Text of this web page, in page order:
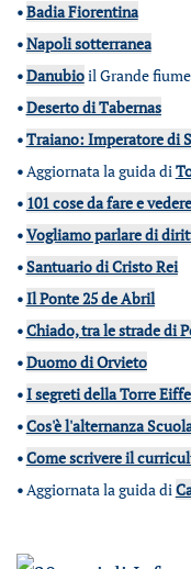
•Badia Fiorentina
•Napoli sotterranea
•Danubioil Grande
•Deserto di Tabernas
•Traiano: Imperatore di
•Aggiornata la guida di
• 101 cose da fare e
•Vogliamo parlare di
•Santuario di Cristo Rei
•Il Ponte 25 de Abril
•Chiado, tra le strade di
•Duomo di Orvieto
•I segreti della Torre
•Cos'è l'alternanza
•Come scrivere il
•Aggiornata la guida di